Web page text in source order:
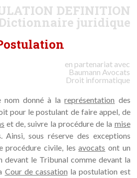
DEFINITION
juridique
en partenariat avec
Baumann Avocats
Droit informatique
nom donné à lareprésentation des
pour le postulant de faire appel, de
et de, suivre la procédure de la mise
Ainsi, sous réserve des exceptions
procédure civile, lesavocats ont un
devant le Tribunal comme devant la
Cour de cassation la postulation est